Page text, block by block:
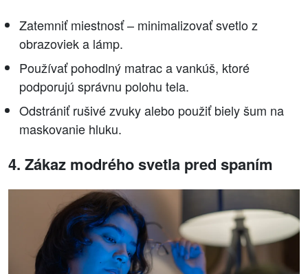
Zatemniť miestnosť – minimalizovať svetlo z
obrazoviek a lámp.
Používať pohodlný matrac a vankúš, ktoré
podporujú správnu polohu tela.
Odstrániť rušivé zvuky alebo použiť biely šum na
maskovanie hluku.
4. Zákaz modrého svetla pred spaním